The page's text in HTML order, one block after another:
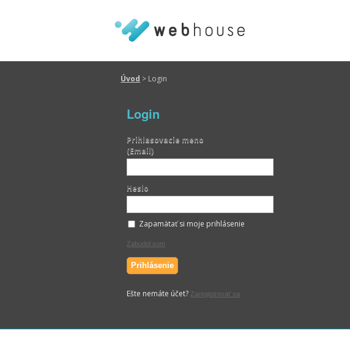
Úvod > Login
Login
Prihlasovacie meno
(Email)
Heslo
Zapamätať si moje prihlásenie
Zabudol som
Prihlásenie
Ešte nemáte účet? Zaregistrovať sa